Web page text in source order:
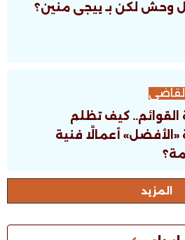
وحش لكن بـ ييجى منين؟
القوائم.. كيف تظلم
أعمالًا فنية
اﻟﻤﺰﻳﺪ